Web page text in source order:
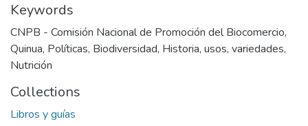
Keywords
CNPB - Comisión Nacional de Promoción del Biocomercio,
Quinua, Políticas, Biodiversidad, Historia, usos, variedades,
Nutrición
Collections
Libros y guías